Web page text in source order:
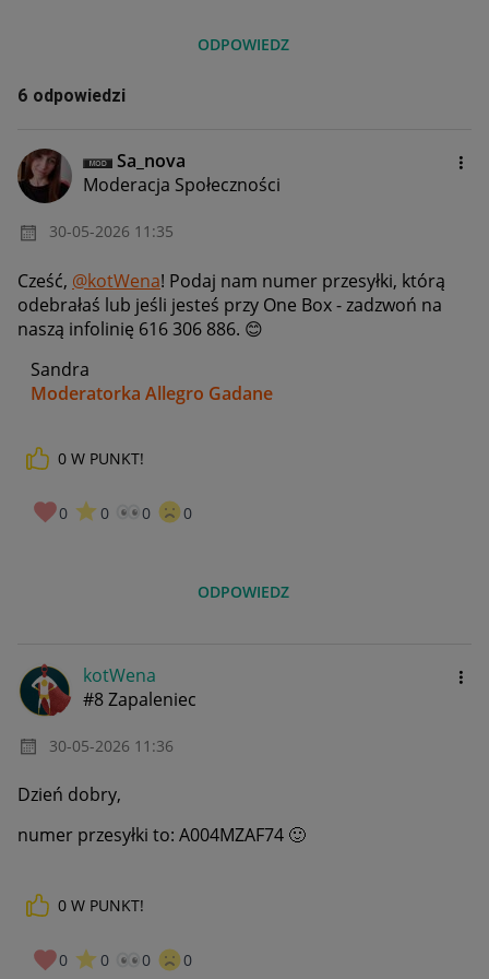
ODPOWIEDZ
6 odpowiedzi
Sa_nova
Moderacja Społeczności
‎30-05-2026 11:35
Cześć, @kotWena! Podaj nam numer przesyłki, którą
odebrałaś lub jeśli jesteś przy One Box - zadzwoń na
naszą infolinię 616 306 886. 😊
Sandra
Moderatorka Allegro Gadane
0 W PUNKT!
0 0 0 0
ODPOWIEDZ
kotWena
#8 Zapaleniec
‎30-05-2026 11:36
Dzień dobry,
numer przesyłki to: A004MZAF74 🙂
0 W PUNKT!
0 0 0 0